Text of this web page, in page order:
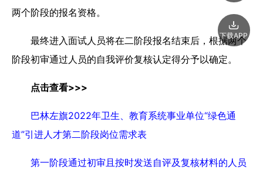
下载APP
两个阶段的报名资格。
最终进入面试人员将在二阶段报名结束后，根据两个
阶段初审通过人员的自我评价复核认定得分予以确定。
点击查看>>>
巴林左旗2022年卫生、教育系统事业单位“绿色通
道”引进人才第二阶段岗位需求表
第一阶段通过初审且按时发送自评及复核材料的人员